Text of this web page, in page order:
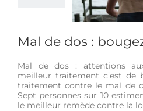
Mal de dos :
Mal de dos : attentions
meilleur traitement c’est de
traitement contre le mal de
Sept personnes sur 10
le meilleur remède contre la